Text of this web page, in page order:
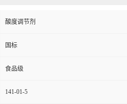
酸度调节剂
国标
食品级
141-01-5